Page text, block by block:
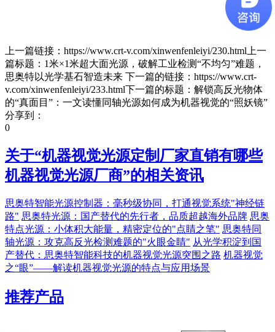
上一篇链接：https://www.crt-v.com/xinwenfenleiyi/230.html上一
篇标题：1米×1米超大面光源，破解工业检测“不均匀”难题，
思奥特以光学基石智造未来 下一篇的链接：https://www.crt-
v.com/xinwenfenleiyi/233.html下一篇的标题：解锁高反光物体
的“真面目”：一文读懂同轴光源如何成为机器视觉的“照妖镜”
分享到：
0
关于“机器视觉光源定制厂家直销有哪些
机器视觉光源厂商”的相关资讯
思奥特智能光源控制器：毫秒级协同，打通视觉系统"神经链
路" 思奥特光源：国产替代的先行者，品质超越海外品牌 思奥
特点光源：小体积大能量，精密定位的"点睛之笔" 思奥特同
轴光源：攻克高反光检测难题的"火眼金睛" 从光学积淀到国
产替代：思奥特智能科技的机器视觉光源突围之路 机器视觉
之“眼”——解读机器视觉光源的特点与应用场景
推荐产品